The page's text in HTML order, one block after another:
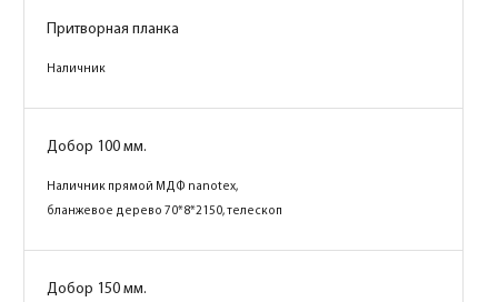
Притворная планка
Наличник
Добор 100 мм.
Наличник прямой МДФ nanotex, каменное
дерево 70*8*2150, телескоп
Добор 150 мм.
Притворная планка
Наличник
Добор 100 мм.
Наличник прямой МДФ nanotex,
бланжевое дерево 70*8*2150, телескоп
Добор 150 мм.